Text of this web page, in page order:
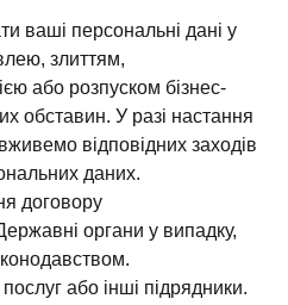
ваші персональні дані у
злиттям,
або розпуском бізнес-
обставин. У разі настання
відповідних заходів
даних.
договору
органи у випадку,
або інші підрядники.